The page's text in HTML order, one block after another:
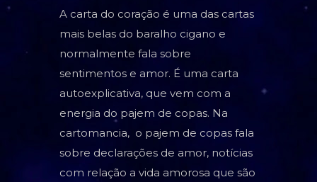
BARALHO VOVÓ CIGANA
RUNAS NÓRDICAS
RUNAS DE BRUXA
GRIMÓRIO
A carta do coração é uma das cartas
mais belas do baralho cigano e
normalmente fala sobre
sentimentos e amor. É uma carta
autoexplicativa, que vem com a
energia do pajem de copas. Na
cartomancia, o pajem de copas fala
sobre declarações de amor, notícias
com relação a vida amorosa que são